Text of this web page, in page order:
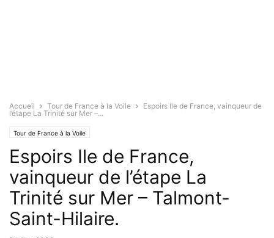
Accueil Tour de France à la Voile
Espoirs Ile de France, vainqueur de
l’étape La Trinité sur Mer –...
Tour de France à la Voile
Espoirs Ile de France,
vainqueur de l’étape La
Trinité sur Mer – Talmont-
Saint-Hilaire.